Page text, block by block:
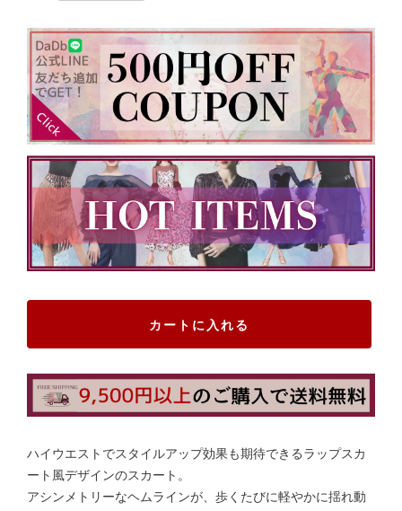
カートに入れる
ハイウエストでスタイルアップ効果も期待できるラップスカ
ート風デザインのスカート。
アシンメトリーなヘムラインが、歩くたびに軽やかに揺れ動